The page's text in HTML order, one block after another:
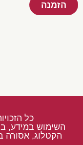
הזמנה
כל
השימוש במידע,
הקטלוג, אסורה